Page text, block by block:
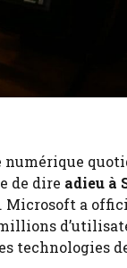
numérique
de dire adieu à
a
technologies